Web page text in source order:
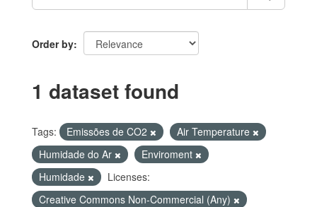
Order by
1 dataset found
Tags: Emissões de CO2
Air Temperature
Humidade do Ar
Enviroment
Humidade
Licenses:
Creative Commons Non-Commercial (Any)